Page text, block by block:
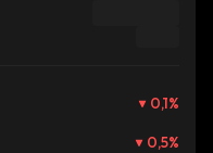
0,1%
0,5%